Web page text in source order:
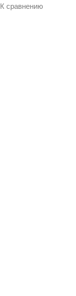
К сравнению